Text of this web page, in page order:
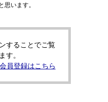
思います。
することでご覧
す。
員登録はこちら